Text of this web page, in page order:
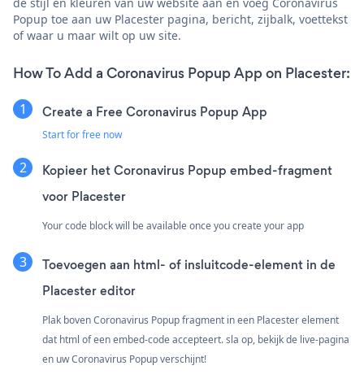
Popup toe aan uw Placester pagina, bericht, zijbalk, voettekst
of waar u maar wilt op uw site.
How To Add a Coronavirus Popup App on Placester:
Create a Free Coronavirus Popup App
Start for free now
Kopieer het Coronavirus Popup embed-fragment
voor Placester
Your code block will be available once you create your app
Toevoegen aan html- of insluitcode-element in de
Placester editor
Plak boven Coronavirus Popup fragment in een Placester element
dat html of een embed-code accepteert. sla op, bekijk de live-pagina
en uw Coronavirus Popup verschijnt!